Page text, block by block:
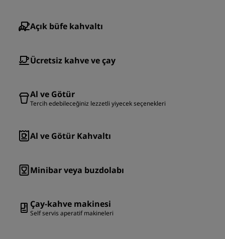
Açık büfe kahvaltı
Ücretsiz kahve ve çay
Al ve Götür
Tercih edebileceğiniz lezzetli yiyecek seçenekleri
Al ve Götür Kahvaltı
Minibar veya buzdolabı
Çay-kahve makinesi
Self servis aperatif makineleri